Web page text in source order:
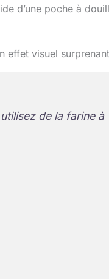
d’une poche à
effet visuel
de la farine à